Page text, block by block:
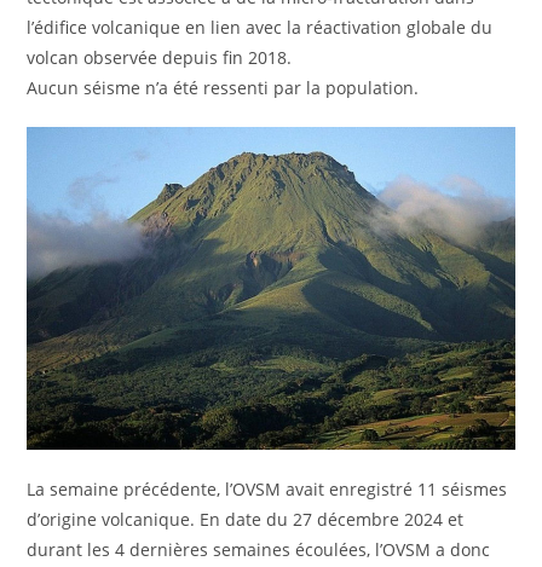
l’édifice volcanique en lien avec la réactivation globale du
volcan observée depuis fin 2018.
Aucun séisme n’a été ressenti par la population.
La semaine précédente, l’OVSM avait enregistré 11 séismes
d’origine volcanique. En date du 27 décembre 2024 et
durant les 4 dernières semaines écoulées, l’OVSM a donc